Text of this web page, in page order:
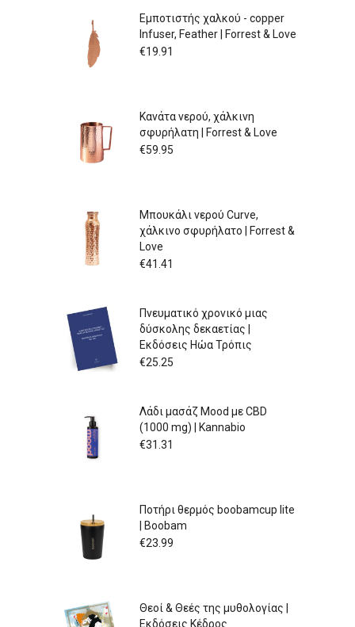
Εμποτιστής χαλκού - copper
Infuser, Feather | Forrest & Love
€19.91
Κανάτα νερού, χάλκινη
σφυρήλατη | Forrest & Love
€59.95
Μπουκάλι νερού Curve,
χάλκινο σφυρήλατο | Forrest &
Love
€41.41
Πνευματικό χρονικό μιας
δύσκολης δεκαετίας |
Εκδόσεις Ηώα Τρόπις
€25.25
Λάδι μασάζ Mood με CBD
(1000 mg) | Kannabio
€31.31
Ποτήρι θερμός boobamcup lite
| Boobam
€23.99
Θεοί & Θεές της μυθολογίας |
Εκδόσεις Κέδρος